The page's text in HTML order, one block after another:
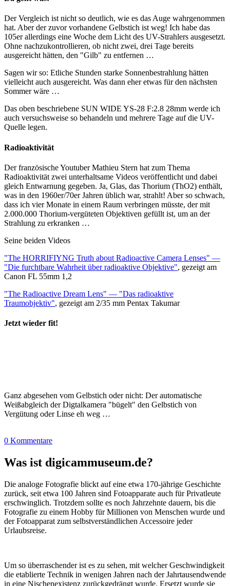
Der Vergleich ist nicht so deutlich, wie es das Auge wahrgenommen
hat. Aber der zuvor vorhandene Gelbstich ist weg! Ich habe das
105er allerdings eine Woche dem Licht des UV-Strahlers ausgesetzt.
Ohne nachzukontrollieren, ob nicht zwei, drei Tage bereits
ausgereicht hätten, den "Gilb" zu entfernen …
Sagen wir so: Etliche Stunden starke Sonnenbestrahlung hätten
vielleicht auch ausgereicht. Was dann eher etwas für den nächsten
Sommer wäre …
Das oben beschriebene SUN WIDE YS-28 F:2.8 28mm werde ich
auch versuchsweise so behandeln und mehrere Tage auf die UV-
Quelle legen.
Radioaktivität
Der französische Youtuber Mathieu Stern hat zum Thema
Radioaktivität zwei unterhaltsame Videos veröffentlicht und dabei
gleich Entwarnung gegeben. Ja, Glas, das Thorium (ThO2) enthält,
was in den 1960er/70er Jahren üblich war, strahlt! Aber so schwach,
dass ich vier Monate in einem Raum verbringen müsste, der mit
2.000.000 Thorium-vergüteten Objektiven gefüllt ist, um an der
Strahlung zu erkranken …
Seine beiden Videos
"The HORRIFIYNG Truth about Radioactive Camera Lenses" —
"Die furchtbare Wahrheit über radioaktive Objektive", gezeigt am
Canon FL 55mm 1,2
"The Radioactive Dream Lens" — "Das radioaktive
Traumobjektiv", gezeigt am 2/35 mm Pentax Takumar
Jetzt wieder fit!
Ganz abgesehen vom Gelbstich oder nicht: Der automatische
Weißabgleich der Digtalkamera "bügelt" den Gelbstich von
Vergütung oder Linse eh weg …
0 Kommentare
Was ist digicammuseum.de?
Die analoge Fotografie blickt auf eine etwa 170-jährige Geschichte
zurück, seit etwa 100 Jahren sind Fotoapparate auch für Privatleute
erschwinglich. Trotzdem sollte es noch Jahrzehnte dauern, bis die
Fotografie zu einem Hobby für Millionen von Menschen wurde und
der Fotoapparat zum selbstverständlichen Accessoire jeder
Urlaubsreise.
Um so überraschender ist es zu sehen, mit welcher Geschwindigkeit
die etablierte Technik in wenigen Jahren nach der Jahrtausendwende
in eine Nischenexistenz zurückgedrängt wurde. Ersetzt wurde sie